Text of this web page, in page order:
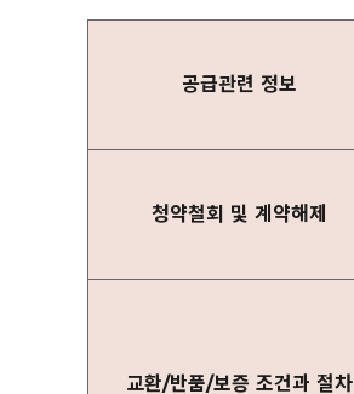
공급관련 정보
청약철회 및 계약해제
교환/반품/보증 조건과 절차